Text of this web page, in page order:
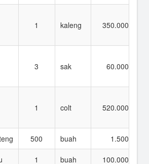
1 kaleng 350.000
3 sak 60.000
1 colt 520.000
500 buah 1.500
1 buah 100.000